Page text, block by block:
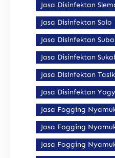
Jasa Disinfektan
Jasa Disinfektan Solo
Jasa Disinfektan
Jasa Disinfektan
Jasa Disinfektan
Jasa Disinfektan
Jasa Fogging
Jasa Fogging
Jasa Fogging